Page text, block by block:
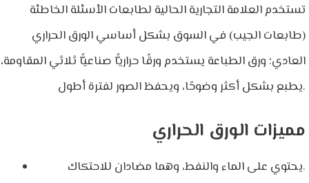
تستخدم العلامة التجارية الحالية لطابعات الأسئلة الخاطئة
(طابعات الجيب) في السوق بشكل أساسي الورق الحراري
العادي؛ ورق الطباعة يستخدم ورقًا حراريًّا صناعيًّا ثلاثي المقاومة،
يطبع بشكل أكثر وضوحًا، ويحفظ الصور لفترة أطول.
مميزات الورق الحراري
يحتوي على الماء والنفط، وهما مضادان للاحتكاك.